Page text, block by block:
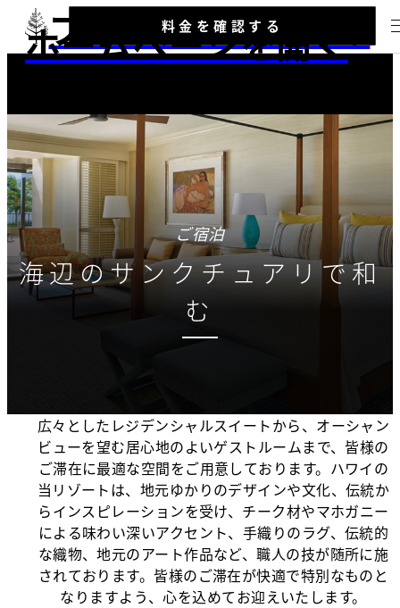
フォーシーズンズの
ホームページを開く
料金を確認する
ご宿泊
海辺のサンクチュアリで和
む
広々としたレジデンシャルスイートから、オーシャン
ビューを望む居心地のよいゲストルームまで、皆様の
ご滞在に最適な空間をご用意しております。ハワイの
当リゾートは、地元ゆかりのデザインや文化、伝統か
らインスピレーションを受け、チーク材やマホガニー
による味わい深いアクセント、手織りのラグ、伝統的
な織物、地元のアート作品など、職人の技が随所に施
されております。皆様のご滞在が快適で特別なものと
なりますよう、心を込めてお迎えいたします。